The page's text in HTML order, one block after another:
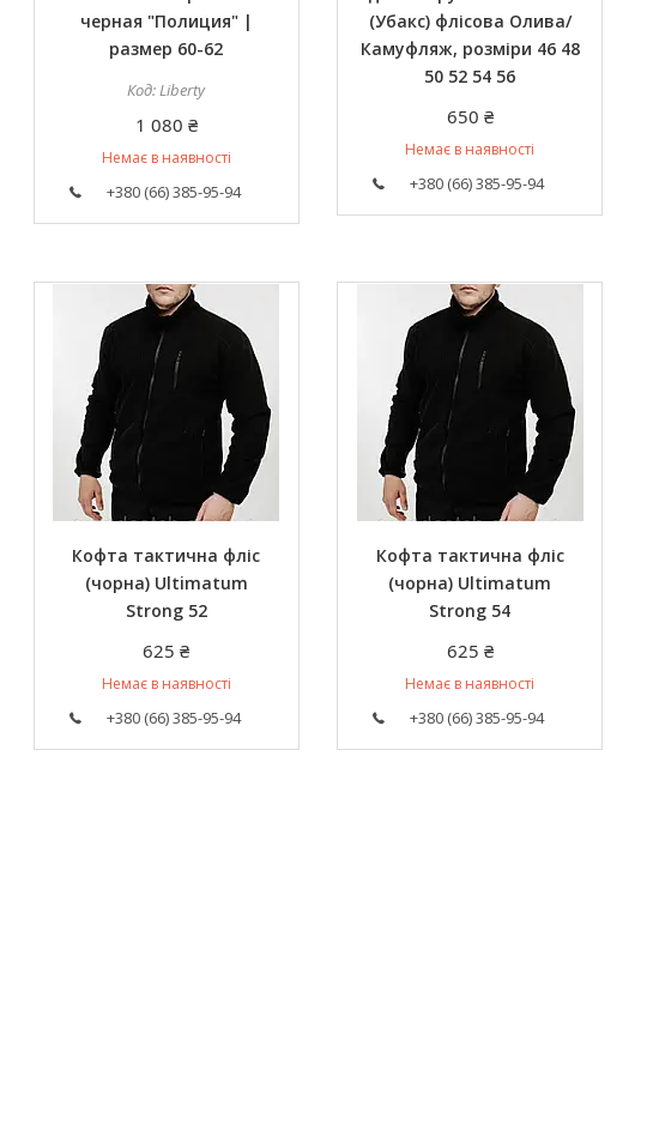
черная "Полиция" |
размер 60-62
Liberty
1 080 ₴
Немає в наявності
+380 (66) 385-95-94
(Убакс) флісова Олива/
Камуфляж, розміри 46 48
50 52 54 56
650 ₴
Немає в наявності
+380 (66) 385-95-94
Кофта тактична фліс
(чорна) Ultimatum
Strong 52
625 ₴
Немає в наявності
+380 (66) 385-95-94
Кофта тактична фліс
(чорна) Ultimatum
Strong 54
625 ₴
Немає в наявності
+380 (66) 385-95-94